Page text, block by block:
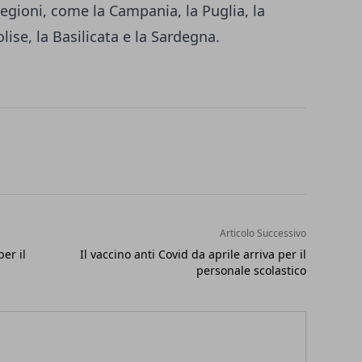
come la Campania, la Puglia, la
la Basilicata e la Sardegna.
il
Articolo Successivo
Il vaccino anti Covid da aprile arriva per il
personale scolastico